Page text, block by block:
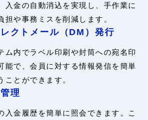
入金の自動消込を実現し、手作業に
担や事務ミスを削減します。
クトメール（DM）発行
ム内でラベル印刷や封筒への宛名印
能で、会員に対する情報発信を簡単
ことができます。
理
入金履歴を簡単に照会できます。こ